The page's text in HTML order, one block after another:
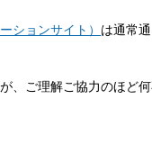
ションサイト） は通常
、ご理解ご協力のほど何